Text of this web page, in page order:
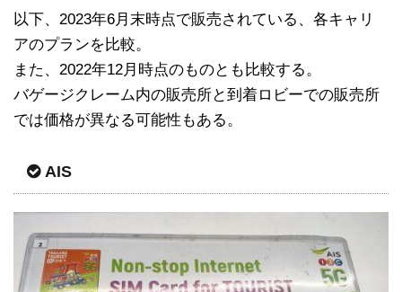
以下、2023年6月末時点で販売されている、各キャリ
アのプランを比較。
また、2022年12月時点のものとも比較する。
バゲージクレーム内の販売所と到着ロビーでの販売所
では価格が異なる可能性もある。
AIS